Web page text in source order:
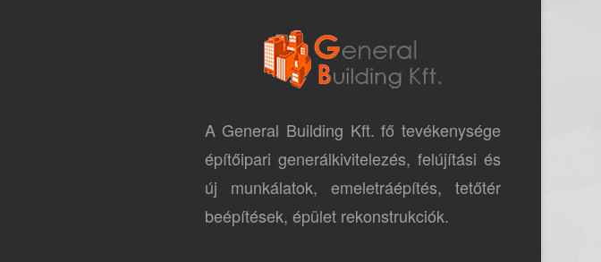
A General Building Kft. fő tevékenysége
építőipari generálkivitelezés, felújítási és
új munkálatok, emeletráépítés, tetőtér
beépítések, épület rekonstrukciók.